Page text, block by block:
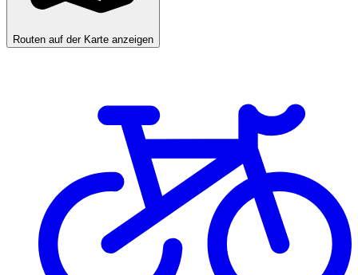
Routen auf der Karte anzeigen